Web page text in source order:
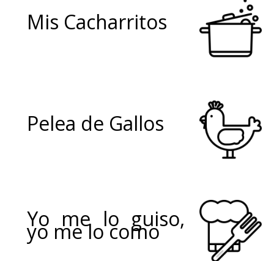
Mis Cacharritos
Pelea de Gallos
Yo me lo guiso,
yo me lo como